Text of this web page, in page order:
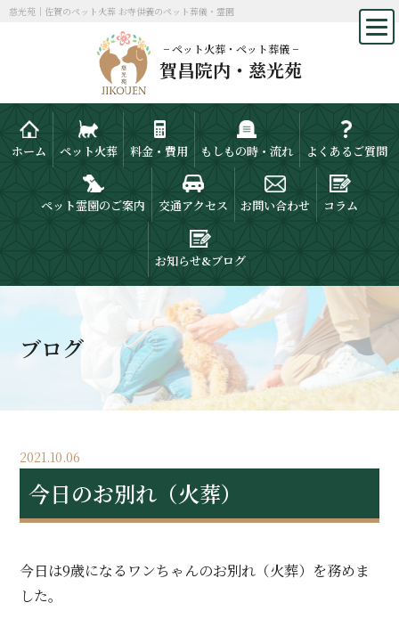
慈光苑｜佐賀のペット火葬 お寺供養のペット葬儀・霊園
− ペット火葬・ペット葬儀 −
賀昌院内・慈光苑
ホーム ペット火葬 料金・費用 もしもの時・流れ よくあるご質問
ペット霊園のご案内 交通アクセス お問い合わせ コラム
お知らせ&ブログ
ブログ
2021.10.06
今日のお別れ（火葬）
今日は9歳になるワンちゃんのお別れ（火葬）を務めま
した。